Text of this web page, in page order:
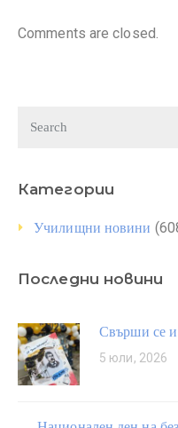
Comments are closed.
Категории
Училищни новини
Последни новини
Свърши се и
5 юли, 2026